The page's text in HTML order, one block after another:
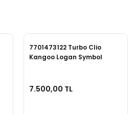
7701473122 Turbo Clio
Kangoo Logan Symbol
7.500,00 TL